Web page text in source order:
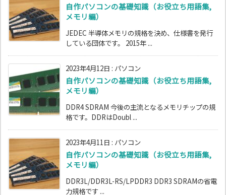
自作パソコンの基礎知識（お役立ち用語集,
メモリ編）
JEDEC 半導体メモリの規格を決め、仕様書を発行
している団体です。 2015年 ...
2023年4月12日 : パソコン
自作パソコンの基礎知識（お役立ち用語集,
メモリ編）
DDR4 SDRAM 今後の主流となるメモリチップの規
格です。DDRはDoubl ...
2023年4月11日 : パソコン
自作パソコンの基礎知識（お役立ち用語集,
メモリ編）
DDR3L/DDR3L-RS/LPDDR3 DDR3 SDRAMの省電
力規格です ...